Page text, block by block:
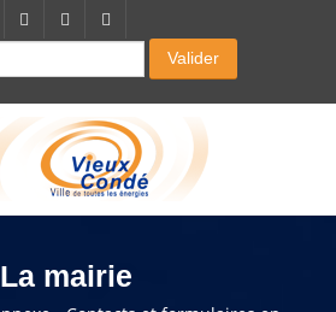
Valider
à domicile
seniors
La mairie